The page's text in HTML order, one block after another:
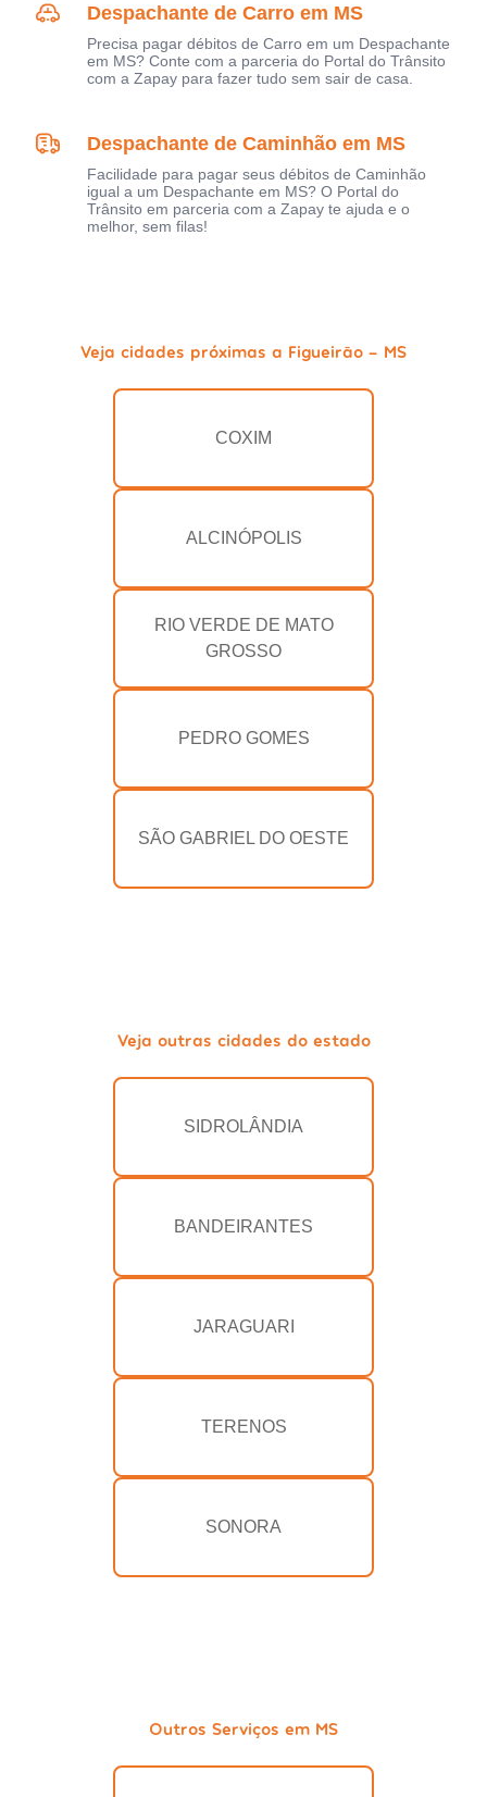
Despachante de Carro em MS
Precisa pagar débitos de Carro em um Despachante
em MS? Conte com a parceria do Portal do Trânsito
com a Zapay para fazer tudo sem sair de casa.
Despachante de Caminhão em MS
Facilidade para pagar seus débitos de Caminhão
igual a um Despachante em MS? O Portal do
Trânsito em parceria com a Zapay te ajuda e o
melhor, sem filas!
Veja cidades próximas a Figueirão - MS
COXIM
ALCINÓPOLIS
RIO VERDE DE MATO
GROSSO
PEDRO GOMES
SÃO GABRIEL DO OESTE
Veja outras cidades do estado
SIDROLÂNDIA
BANDEIRANTES
JARAGUARI
TERENOS
SONORA
Outros Serviços em MS